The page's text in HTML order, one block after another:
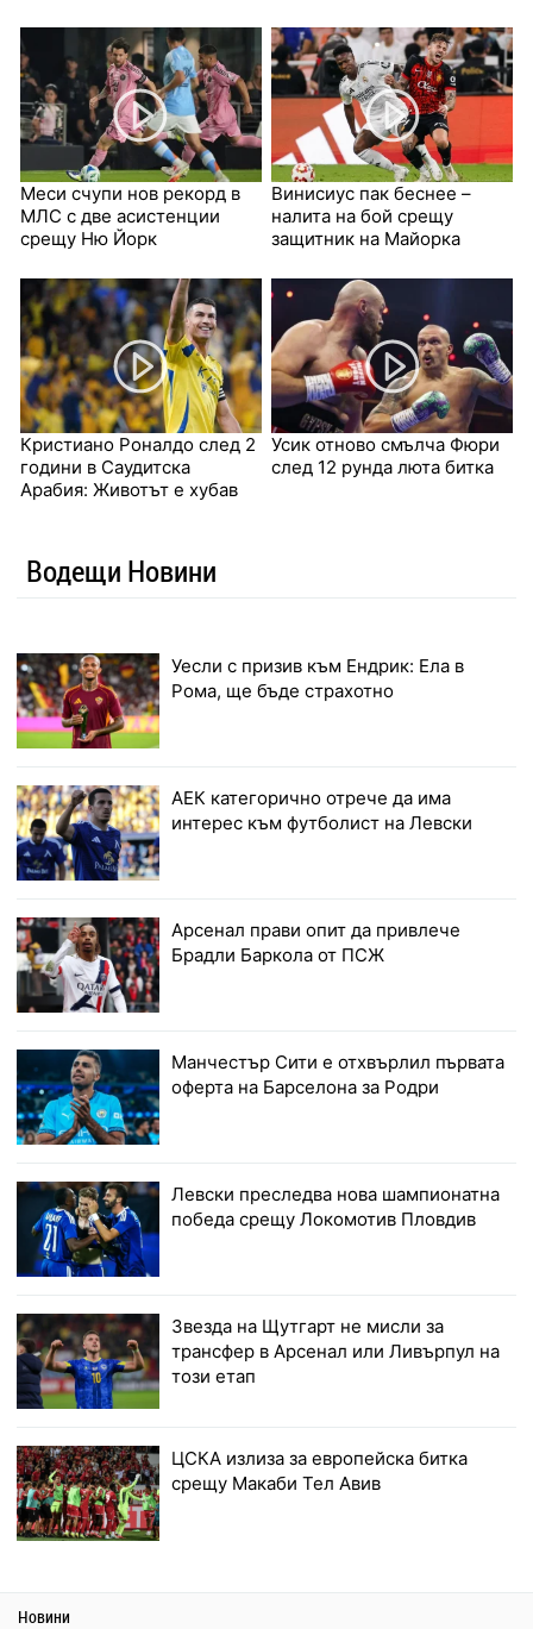
Меси счупи нов рекорд в
МЛС с две асистенции
срещу Ню Йорк
Винисиус пак беснее –
налита на бой срещу
защитник на Майорка
Кристиано Роналдо след 2
години в Саудитска
Арабия: Животът е хубав
Усик отново смълча Фюри
след 12 рунда люта битка
Водещи Новини
Уесли с призив към Ендрик: Ела в
Рома, ще бъде страхотно
АЕК категорично отрече да има
интерес към футболист на Левски
Арсенал прави опит да привлече
Брадли Баркола от ПСЖ
Манчестър Сити е отхвърлил първата
оферта на Барселона за Родри
Левски преследва нова шампионатна
победа срещу Локомотив Пловдив
Звезда на Щутгарт не мисли за
трансфер в Арсенал или Ливърпул на
този етап
ЦСКА излиза за европейска битка
срещу Макаби Тел Авив
Новини